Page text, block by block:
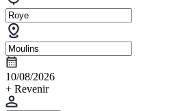
10/08/2026
+ Revenir